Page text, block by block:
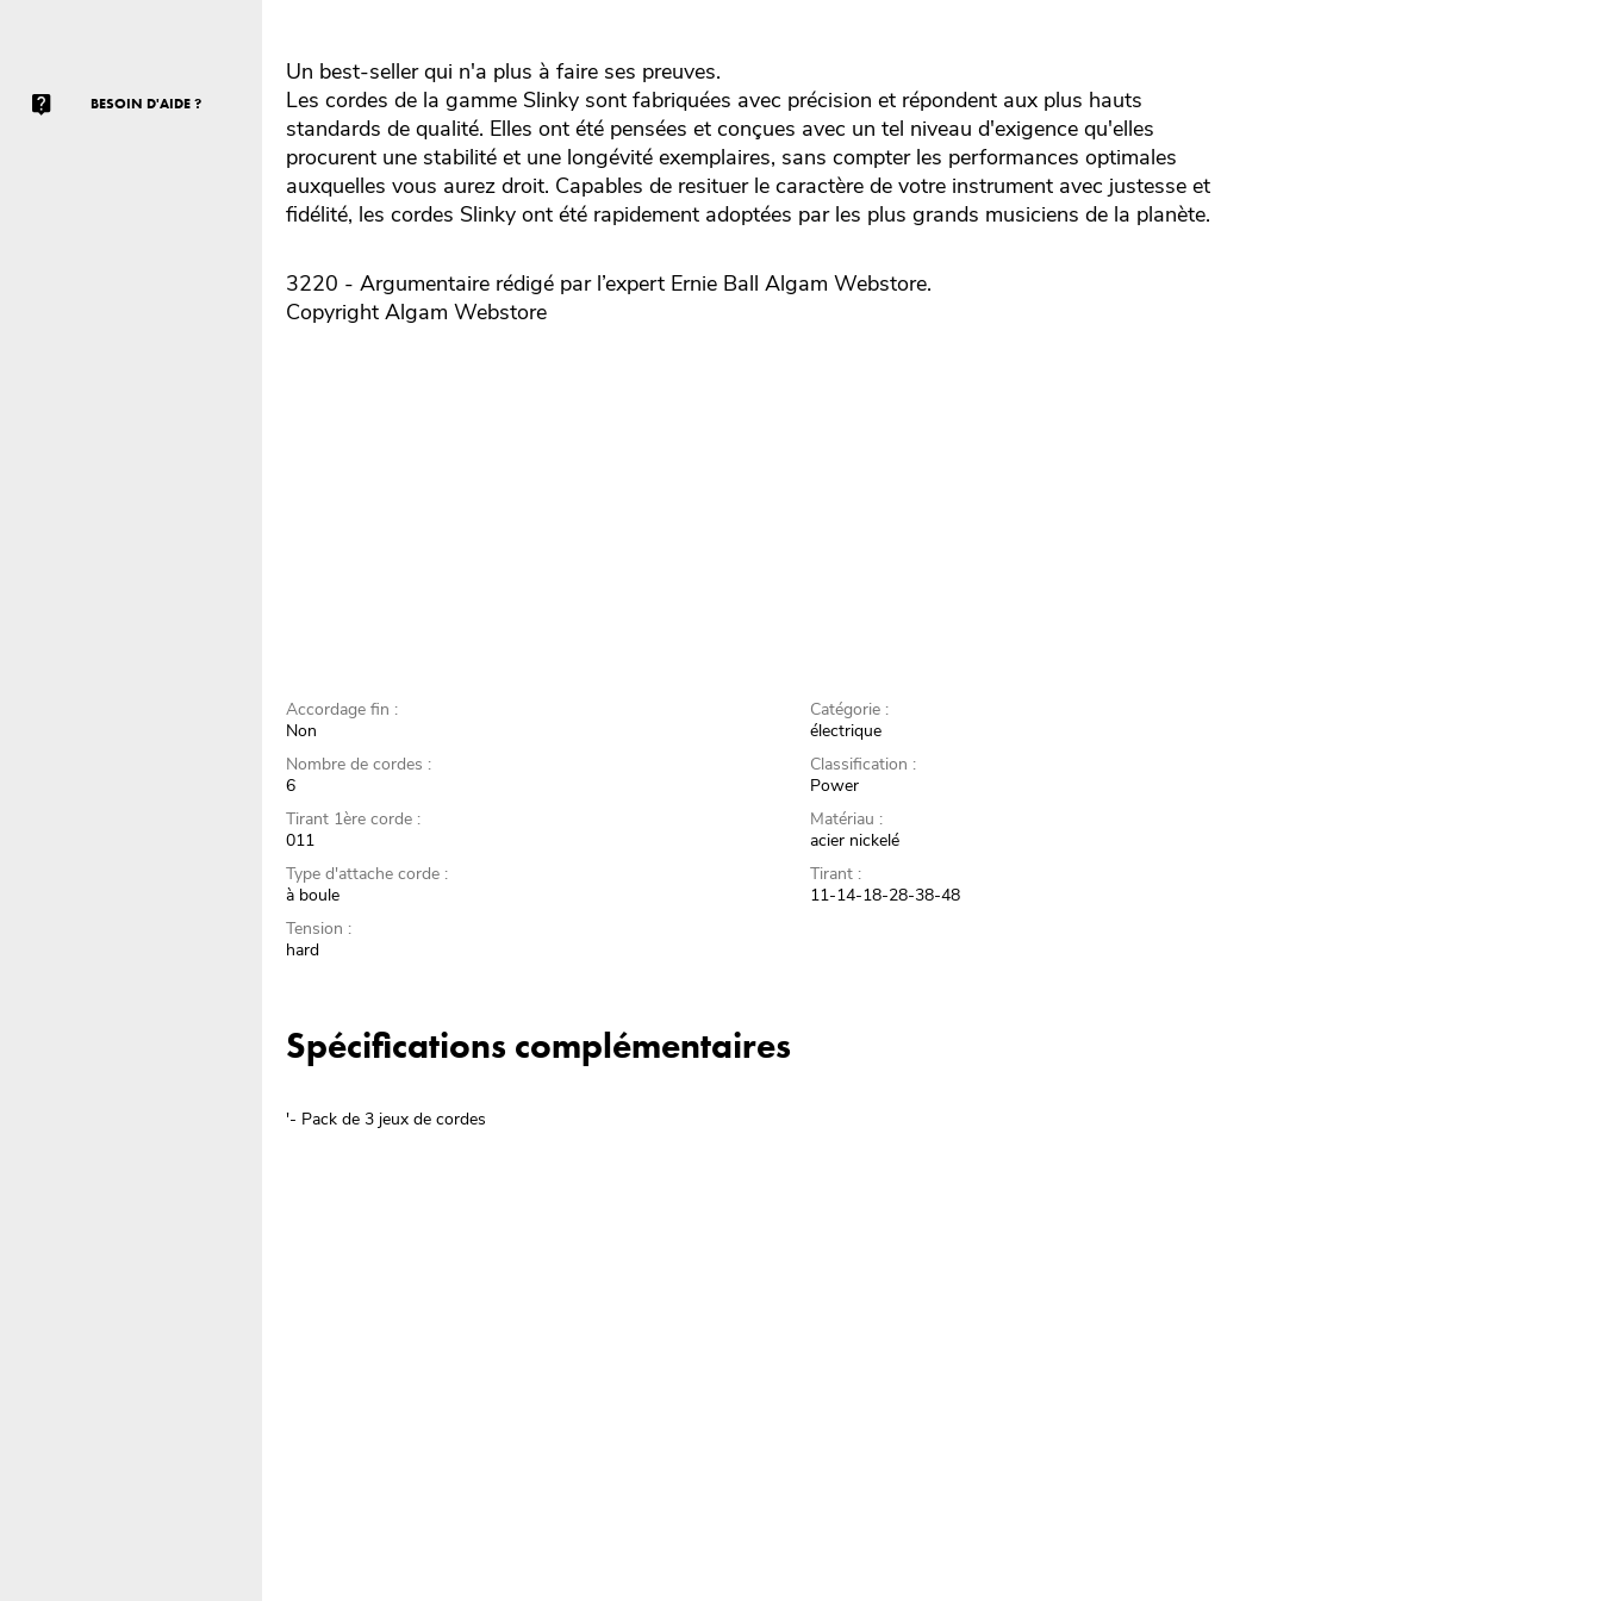
BESOIN D'AIDE ?
Un best-seller qui n'a plus à faire ses preuves.
Les cordes de la gamme Slinky sont fabriquées avec précision et répondent aux plus hauts
standards de qualité. Elles ont été pensées et conçues avec un tel niveau d'exigence qu'elles
procurent une stabilité et une longévité exemplaires, sans compter les performances optimales
auxquelles vous aurez droit. Capables de resituer le caractère de votre instrument avec justesse et
fidélité, les cordes Slinky ont été rapidement adoptées par les plus grands musiciens de la planète.
3220 - Argumentaire rédigé par l’expert Ernie Ball Algam Webstore.
Copyright Algam Webstore
Accordage fin :
Non
Nombre de cordes :
6
Tirant 1ère corde :
011
Type d'attache corde :
à boule
Tension :
hard
Catégorie :
électrique
Classification :
Power
Matériau :
acier nickelé
Tirant :
11-14-18-28-38-48
Spécifications complémentaires
'- Pack de 3 jeux de cordes